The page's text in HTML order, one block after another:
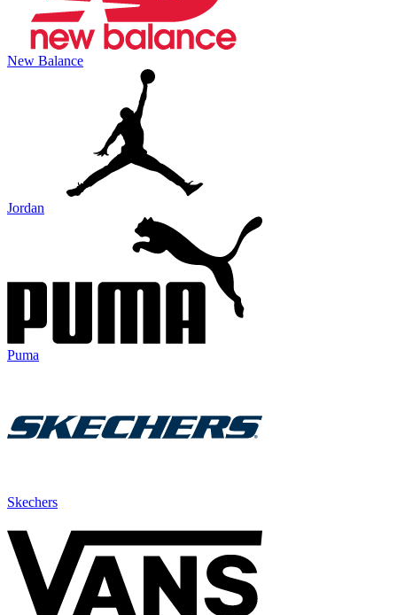
New Balance
Jordan
Puma
Skechers